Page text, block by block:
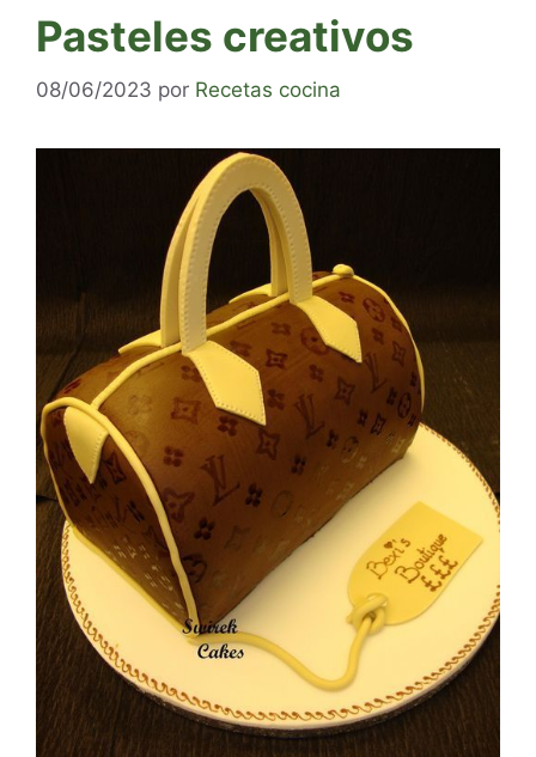
Pasteles creativos
08/06/2023 por Recetas cocina